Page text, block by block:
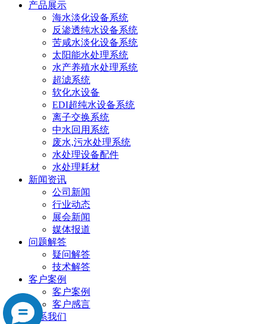
产品展示
海水淡化设备系统
反渗透纯水设备系统
苦咸水淡化设备系统
太阳能水处理系统
水产养殖水处理系统
超滤系统
软化水设备
EDI超纯水设备系统
离子交换系统
中水回用系统
废水,污水处理系统
水处理设备配件
水处理耗材
新闻资讯
公司新闻
行业动态
展会新闻
媒体报道
问题解答
疑问解答
技术解答
客户案例
客户案例
客户感言
联系我们